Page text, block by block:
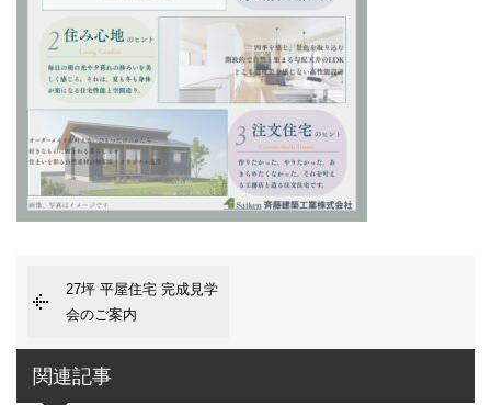
27坪 平屋住宅 完成見学
会のご案内
関連記事